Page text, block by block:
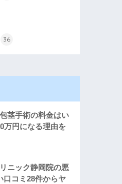
36
茎手術の料金はい
万円になる理由を
ニック静岡院の悪
口コミ28件からヤ